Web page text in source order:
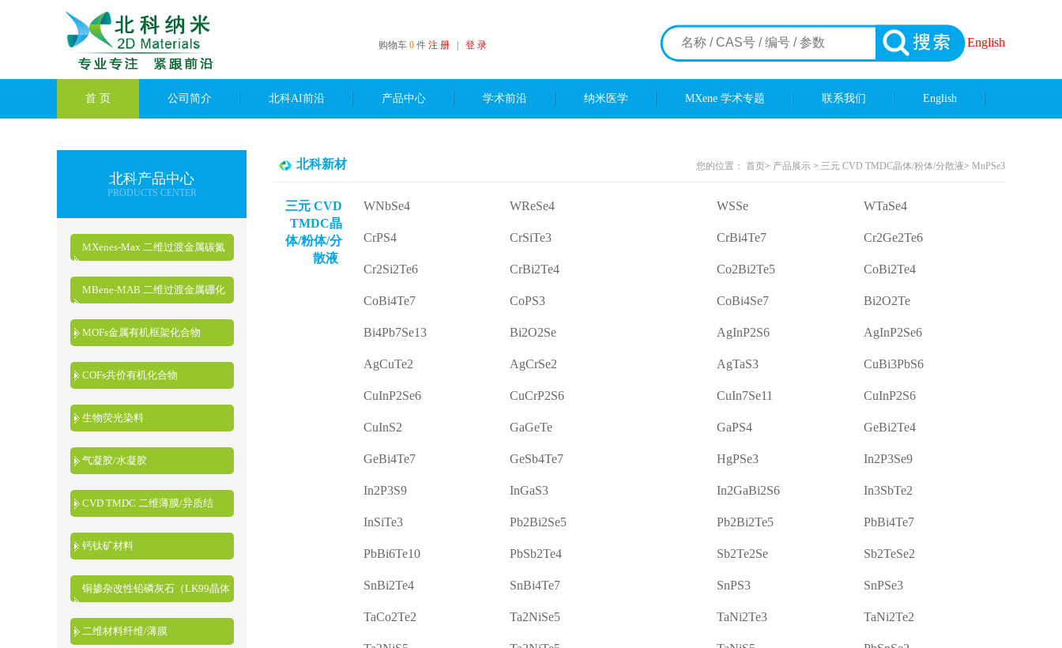
购物车 0 件 注 册 登 录 English
首 页 公司简介 北科AI前沿 产品中心 学术前沿 纳米医学 MXene 学术专题 联系我们 English
北科产品中心
PRODUCTS CENTER
MXenes-Max 二维过渡金属碳氮
化物
MBene-MAB 二维过渡金属硼化
物
MOFs金属有机框架化合物
COFs共价有机化合物
生物荧光染料
气凝胶/水凝胶
CVD TMDC 二维薄膜/异质结
钙钛矿材料
铜掺杂改性铅磷灰石（LK99晶体
粉末）
二维材料纤维/薄膜
北科新材 您的位置： 首页> 产品展示 > 三元 CVD TMDC晶体/粉体/分散液> MnPSe3
三元 CVD
TMDC晶
体/粉体/分
散液
WNbSe4 WReSe4 WSSe WTaSe4
CrPS4 CrSiTe3 CrBi4Te7 Cr2Ge2Te6
Cr2Si2Te6 CrBi2Te4 Co2Bi2Te5 CoBi2Te4
CoBi4Te7 CoPS3 CoBi4Se7 Bi2O2Te
Bi4Pb7Se13 Bi2O2Se AgInP2S6 AgInP2Se6
AgCuTe2 AgCrSe2 AgTaS3 CuBi3PbS6
CuInP2Se6 CuCrP2S6 CuIn7Se11 CuInP2S6
CuInS2 GaGeTe GaPS4 GeBi2Te4
GeBi4Te7 GeSb4Te7 HgPSe3 In2P3Se9
In2P3S9 InGaS3 In2GaBi2S6 In3SbTe2
InSiTe3 Pb2Bi2Se5 Pb2Bi2Te5 PbBi4Te7
PbBi6Te10 PbSb2Te4 Sb2Te2Se Sb2TeSe2
SnBi2Te4 SnBi4Te7 SnPS3 SnPSe3
TaCo2Te2 Ta2NiSe5 TaNi2Te3 TaNi2Te2